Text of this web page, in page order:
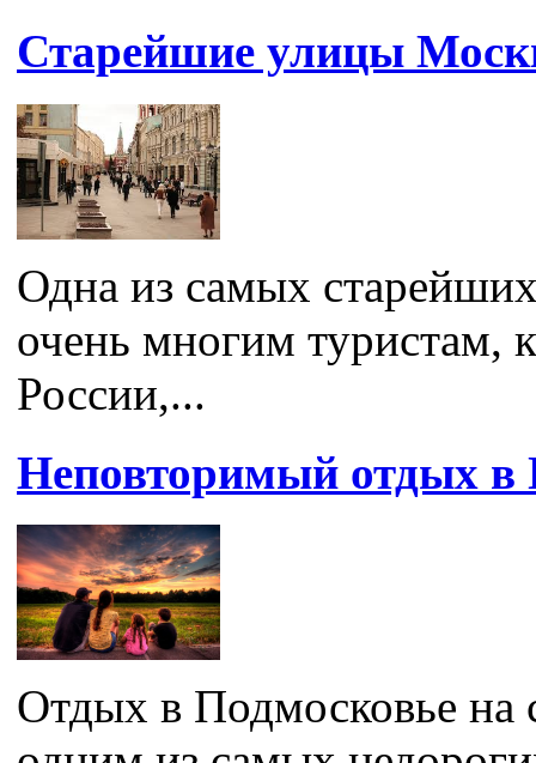
Старейшие улицы
Одна из самых
очень многим туристам,
России,...
Неповторимый отдых в
Отдых в Подмосковье на